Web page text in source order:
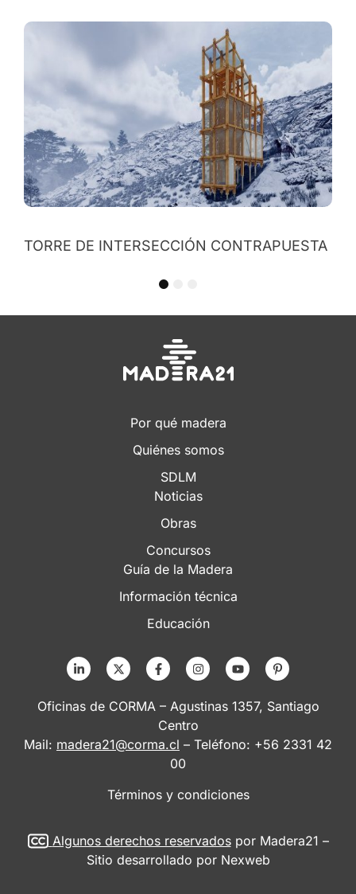
REFUGIO CÚSPIDE BIFRONTAL
Por qué madera
Quiénes somos
SDLM
Noticias
Obras
Concursos
Guía de la Madera
Información técnica
Educación
Oficinas de CORMA – Agustinas 1357, Santiago
Centro
Mail: madera21@corma.cl – Teléfono: +56 2331 42
00
Términos y condiciones
Algunos derechos reservadospor Madera21 –
Sitio desarrollado por Nexweb